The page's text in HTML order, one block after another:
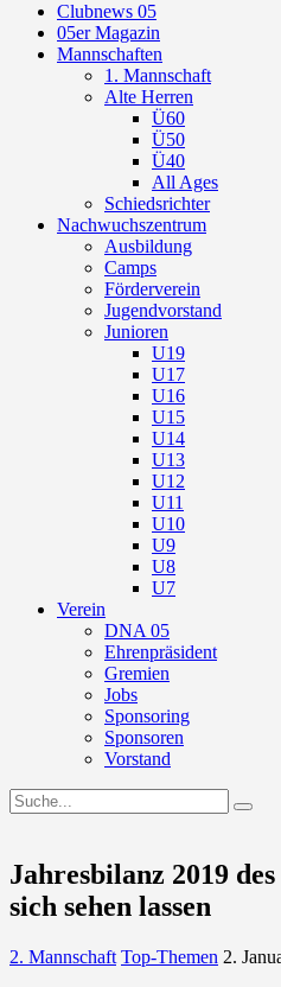
Clubnews 05
05er Magazin
Mannschaften
1. Mannschaft
Alte Herren
Ü60
Ü50
Ü40
All Ages
Schiedsrichter
Nachwuchszentrum
Ausbildung
Camps
Förderverein
Jugendvorstand
Junioren
U19
U17
U16
U15
U14
U13
U12
U11
U10
U9
U8
U7
Verein
DNA 05
Ehrenpräsident
Gremien
Jobs
Sponsoring
Sponsoren
Vorstand
Jahresbilanz 2019
sich sehen lassen
2. Mannschaft Top-Themen 2.